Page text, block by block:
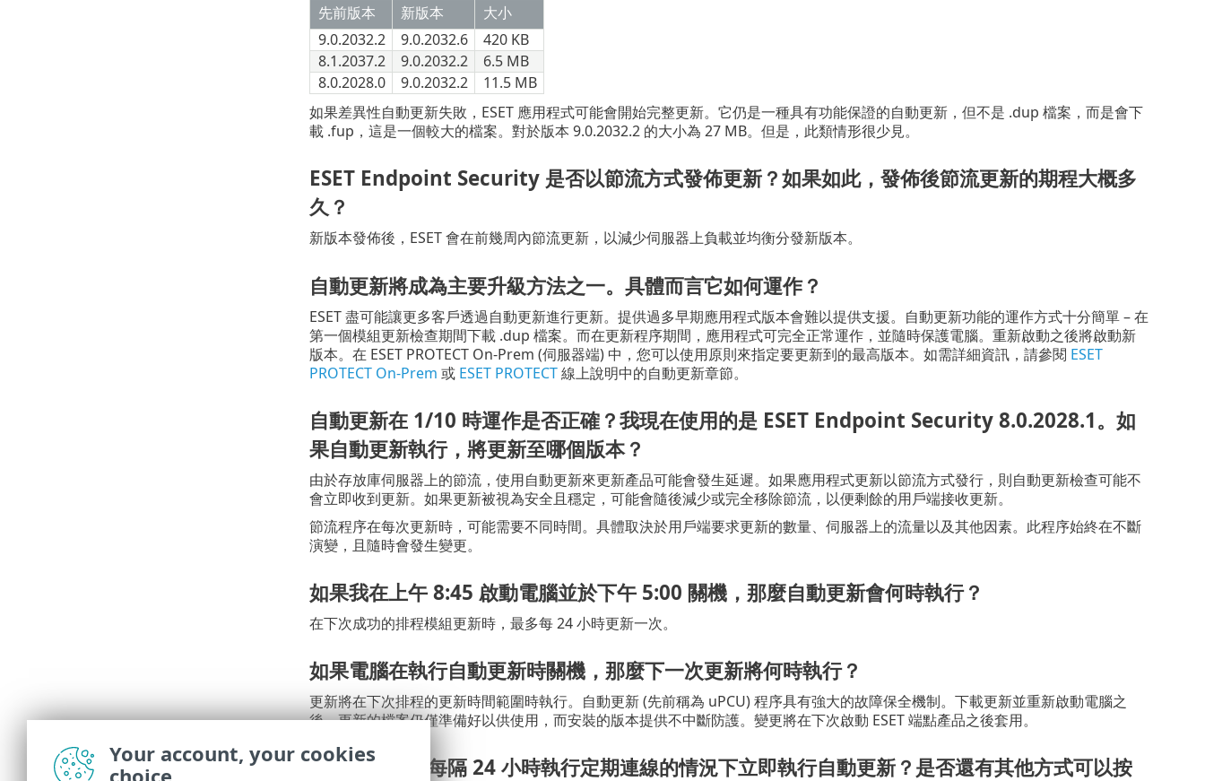
先前版本
新版本
大小
9.0.2032.2
9.0.2032.6
420 KB
8.1.2037.2
9.0.2032.2
6.5 MB
8.0.2028.0
9.0.2032.2
11.5 MB
如果差異性自動更新失敗，ESET 應用程式可能會開始完整更新。它仍是一種具有功能保證的自動更新，但不是 .dup 檔案，而是會下
載 .fup，這是一個較大的檔案。對於版本 9.0.2032.2 的大小為 27 MB。但是，此類情形很少見。
ESET Endpoint Security 是否以節流方式發佈更新？如果如此，發佈後節流更新的期程大概多
久？
新版本發佈後，ESET 會在前幾周內節流更新，以減少伺服器上負載並均衡分發新版本。
自動更新將成為主要升級方法之一。具體而言它如何運作？
ESET 盡可能讓更多客戶透過自動更新進行更新。提供過多早期應用程式版本會難以提供支援。自動更新功能的運作方式十分簡單 – 在
第一個模組更新檢查期間下載 .dup 檔案。而在更新程序期間，應用程式可完全正常運作，並隨時保護電腦。重新啟動之後將啟動新
版本。在 ESET PROTECT On-Prem (伺服器端) 中，您可以使用原則來指定要更新到的最高版本。如需詳細資訊，請參閱 ESET
PROTECT On-Prem 或 ESET PROTECT線上說明中的自動更新章節。
自動更新在 1/10 時運作是否正確？我現在使用的是 ESET Endpoint Security 8.0.2028.1。如
果自動更新執行，將更新至哪個版本？
由於存放庫伺服器上的節流，使用自動更新來更新產品可能會發生延遲。如果應用程式更新以節流方式發行，則自動更新檢查可能不
會立即收到更新。如果更新被視為安全且穩定，可能會隨後減少或完全移除節流，以便剩餘的用戶端接收更新。
節流程序在每次更新時，可能需要不同時間。具體取決於用戶端要求更新的數量、伺服器上的流量以及其他因素。此程序始終在不斷
演變，且隨時會發生變更。
如果我在上午 8:45 啟動電腦並於下午 5:00 關機，那麼自動更新會何時執行？
在下次成功的排程模組更新時，最多每 24 小時更新一次。
如果電腦在執行自動更新時關機，那麼下一次更新將何時執行？
更新將在下次排程的更新時間範圍時執行。自動更新 (先前稱為 uPCU) 程序具有強大的故障保全機制。下載更新並重新啟動電腦之
後，更新的檔案仍僅準備好以供使用，而安裝的版本提供不中斷防護。變更將在下次啟動 ESET 端點產品之後套用。
如何在不等待每隔 24 小時執行定期連線的情況下立即執行自動更新？是否還有其他方式可以按
Your account, your cookies
choice